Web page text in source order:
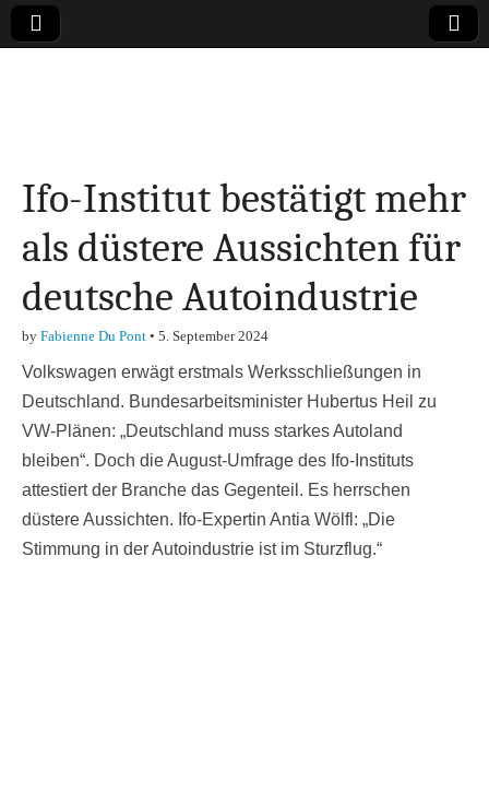
Finanzen,
Marketing-, Vertrieb-
& Investment-Tipps
Ifo-Institut bestätigt mehr
als düstere Aussichten für
deutsche Autoindustrie
by Fabienne Du Pont • 5. September 2024
Volkswagen erwägt erstmals Werksschließungen in
Deutschland. Bundesarbeitsminister Hubertus Heil zu
VW-Plänen: „Deutschland muss starkes Autoland
bleiben“. Doch die August-Umfrage des Ifo-Instituts
attestiert der Branche das Gegenteil. Es herrschen
düstere Aussichten. Ifo-Expertin Antia Wölfl: „Die
Stimmung in der Autoindustrie ist im Sturzflug.“